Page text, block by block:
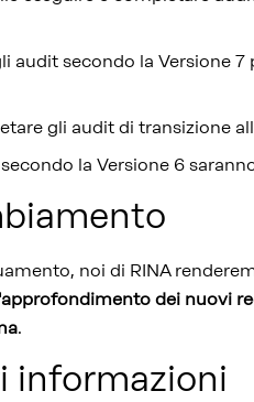
audit secondo la Versione
gli audit di transizione
la Versione 6
noi di RINA
dei nuovi
.
informazioni